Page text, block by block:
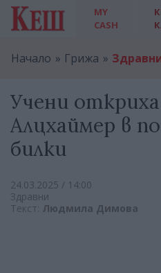
MY
CASH
Начало Грижа
Учени откриха
Алцхаймер в
билки
24.03.2025 / 14:00
Здравни
Текст: Людмила Димова